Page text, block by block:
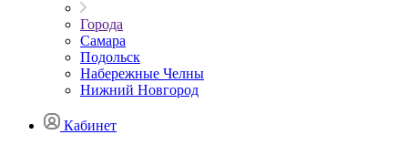
Города
Самара
Подольск
Набережные Челны
Нижний Новгород
Кабинет